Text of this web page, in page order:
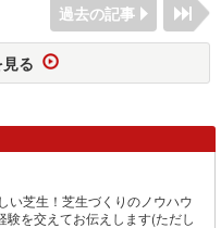
過去の記事
る
い芝生！芝生づくりのノウハウ
験を交えてお伝えします(ただし